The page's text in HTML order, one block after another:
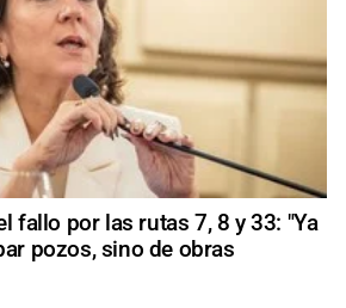
fallo por las rutas 7, 8 y 33: "Ya
pozos, sino de obras